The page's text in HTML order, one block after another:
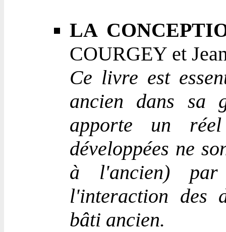
LA
COURGEY et
Ce livre est
ancien dans sa
apporte un
développées ne
à l'ancien) par
l'interaction des
bâti ancien.